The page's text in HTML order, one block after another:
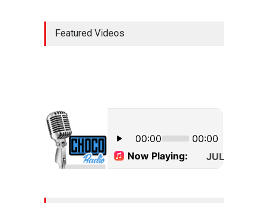
carretera Los Jusos-Río
15 paquetes de presumible
Uncategorized
septiembre 17, 2022
Featured Videos